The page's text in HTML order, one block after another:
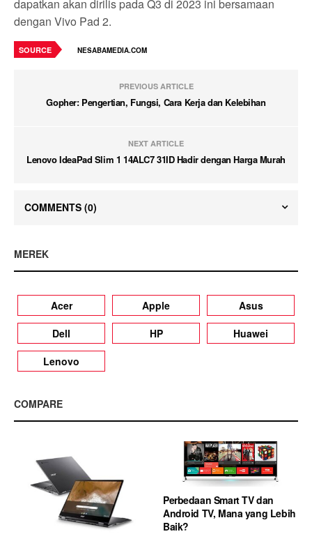
dapatkan akan dirilis pada Q3 di 2023 ini bersamaan
dengan Vivo Pad 2.
SOURCE NESABAMEDIA.COM
PREVIOUS ARTICLE
Gopher: Pengertian, Fungsi, Cara Kerja dan Kelebihan
NEXT ARTICLE
Lenovo IdeaPad Slim 1 14ALC7 31ID Hadir dengan Harga Murah
COMMENTS (0)
MEREK
Acer Apple
Asus
Dell
HP
Huawei
Lenovo
COMPARE
Perbedaan Smart TV dan
Android TV, Mana yang Lebih
Baik?